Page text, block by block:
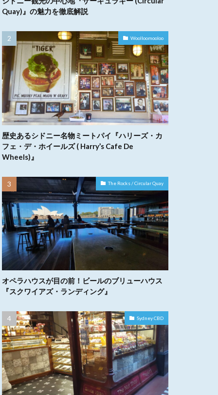
Quay)』の魅力を徹底解説
Woolloomooloo
歴史あるシドニー名物ミートパイ『ハリーズ・カ
フェ・デ・ホイールズ ( Harry’s Cafe De
Wheels)』
The Rocks / Circular Quay
オペラハウスが目の前！ビールのブリューハウス
『スクワイアズ・ランディング』
Sydney CBD